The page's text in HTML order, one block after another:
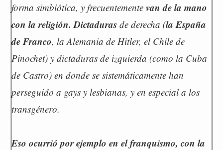
forma simbiótica, y frecuentemente van de la mano
con la religión. Dictaduras de derecha (la España
de Franco, la Alemania de Hitler, el Chile de
Pinochet) y dictaduras de izquierda (como la Cuba
de Castro) en donde se sistemáticamente han
perseguido a gays y lesbianas, y en especial a los
transgénero.
Eso ocurrió por ejemplo en el franquismo, con la